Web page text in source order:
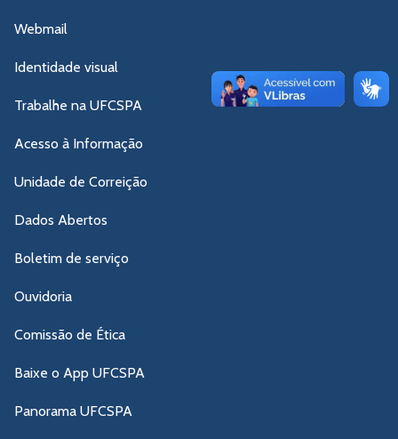
Webmail
Identidade visual
Trabalhe na UFCSPA
Acesso à Informação
Unidade de Correição
Dados Abertos
Boletim de serviço
Ouvidoria
Comissão de Ética
Baixe o App UFCSPA
Panorama UFCSPA